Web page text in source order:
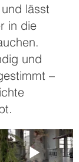
lässt
in die
und
–